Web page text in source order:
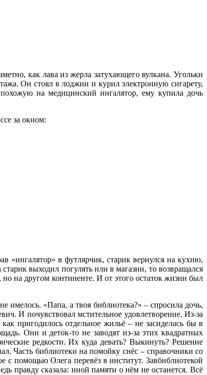
как лава из жерла затухающего вулкана. Угольки
Он стоял в лоджии и курил электронную сигарету,
на медицинский ингалятор, ему купила дочь
за окном:
«ингалятор» в футлярчик, старик вернулся на кухню,
выходил погулять или в магазин, то возвращался
на другом континенте. И от этого остаток жизни был
имелось. «Папа, а твоя библиотека?» – спросила дочь,
И почувствовал мстительное удовлетворение. Из-за
пригодилось отдельное жильё – не засиделась бы в
Они и деток-то не заводят из-за этих квадратных
редкости. Их куда девать? Выкинуть? Решение
Часть библиотеки на помойку снёс – справочники со
помощью Олега перевёз в институт. Завбиблиотекой
правду сказала: иной памяти о нём не останется. Всё